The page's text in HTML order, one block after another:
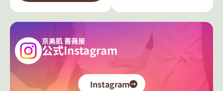
京美肌 薔薇屋
公式Instagram
Instagram